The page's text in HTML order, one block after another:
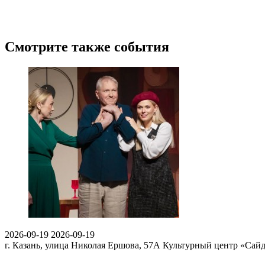
Смотрите также события
2026-09-19 2026-09-19
г. Казань, улица Николая Ершова, 57А Культурный центр